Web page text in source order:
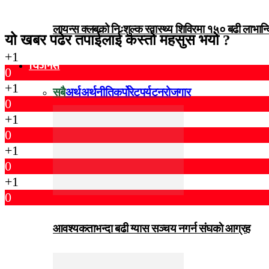
लायन्स क्लबको निःशुल्क स्वास्थ्य शिविरमा १५० बढी
विजनेस
सबैअर्थअर्थनीतिकर्पोरेटपर्यटनरोजगार
आवश्यकताभन्दा बढी ग्यास सञ्चय नगर्न संघकाे आग्रह
यो खबर पढेर तपाईलाई कस्तो महसुस भयो ?
+1
0
+1
0
+1
0
+1
0
+1
0